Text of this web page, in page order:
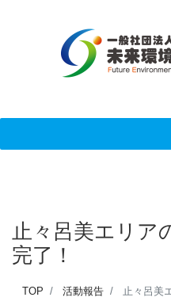
止々呂美エリア
完了！
TOP 活動報告 止々呂美